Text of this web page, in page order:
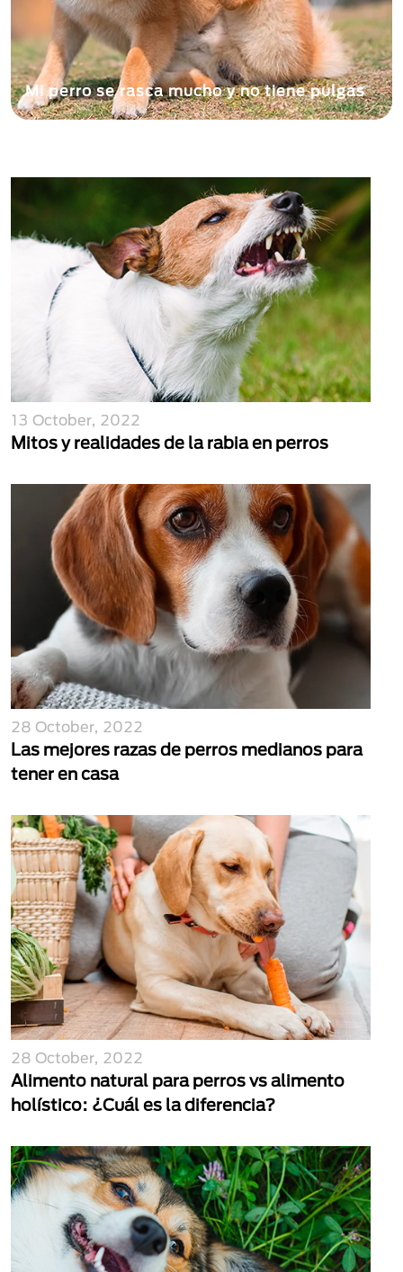
Mi perro se rasca mucho y no tiene pulgas
13 October, 2022
Mitos y realidades de la rabia en perros
28 October, 2022
Las mejores razas de perros medianos para
tener en casa
28 October, 2022
Alimento natural para perros vs alimento
holístico: ¿Cuál es la diferencia?